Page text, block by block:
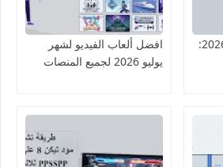
أفضل ألعاب ماك بوك 2026:
افضل ألعاب الفيديو لشهر
يوليو 2026 لجميع المنصات